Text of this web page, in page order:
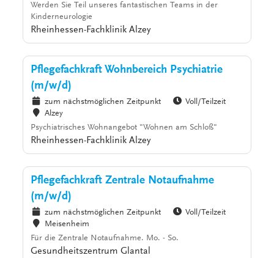
Werden Sie Teil unseres fantastischen Teams in der
Kinderneurologie
Rheinhessen-Fachklinik Alzey
Pflegefachkraft Wohnbereich Psychiatrie
(m/w/d)
zum nächstmöglichen Zeitpunkt
Voll/Teilzeit
Alzey
Psychiatrisches Wohnangebot "Wohnen am Schloß"
Rheinhessen-Fachklinik Alzey
Pflegefachkraft Zentrale Notaufnahme
(m/w/d)
zum nächstmöglichen Zeitpunkt
Voll/Teilzeit
Meisenheim
Für die Zentrale Notaufnahme. Mo. - So.
Gesundheitszentrum Glantal